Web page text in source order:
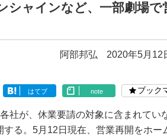
シャインなど、一部劇場で
阿部邦弘 2020年5月12
はてブ note ブック
社が、休業要請の対象に含まれてい
る。5月12日現在、営業再開をホー